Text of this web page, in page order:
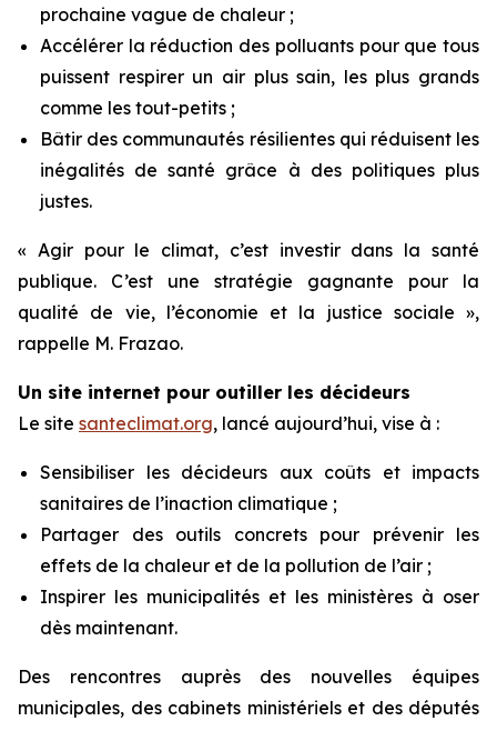
prochaine vague de chaleur ;
Accélérer la réduction des polluants pour que tous
puissent respirer un air plus sain, les plus grands
comme les tout-petits ;
Bâtir des communautés résilientes qui réduisent les
inégalités de santé grâce à des politiques plus
justes.
« Agir pour le climat, c’est investir dans la santé
publique. C’est une stratégie gagnante pour la
qualité de vie, l’économie et la justice sociale »,
rappelle M. Frazao.
Un site internet pour outiller les décideurs
Le site santeclimat.org, lancé aujourd’hui, vise à :
Sensibiliser les décideurs aux coûts et impacts
sanitaires de l’inaction climatique ;
Partager des outils concrets pour prévenir les
effets de la chaleur et de la pollution de l’air ;
Inspirer les municipalités et les ministères à oser
dès maintenant.
Des rencontres auprès des nouvelles équipes
municipales, des cabinets ministériels et des députés